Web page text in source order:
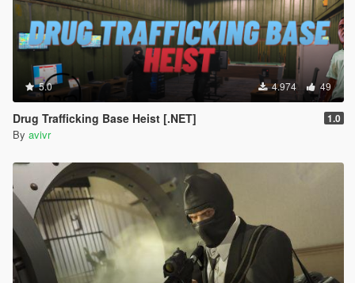
5.0 4.974 49
Drug Trafficking Base Heist [.NET] 1.0
By avivr